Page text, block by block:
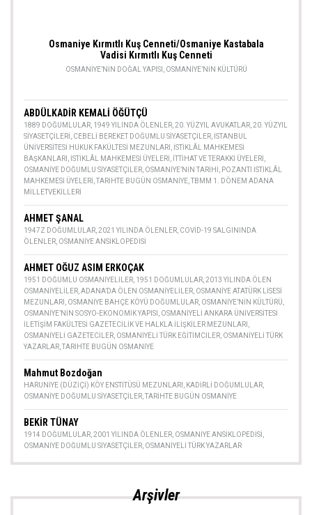
Osmaniye Kırmıtlı Kuş Cenneti/Osmaniye Kastabala
Vadisi Kırmıtlı Kuş Cenneti
OSMANIYE’NIN DOĞAL YAPISI OSMANIYE’NIN KÜLTÜRÜ
ABDÜLKADİR KEMALİ ÖĞÜTÇÜ
1889 DOĞUMLULAR 1949 YILINDA ÖLENLER 20. YÜZYIL AVUKATLAR 20. YÜZYIL
SIYASETÇILERI CEBELI BEREKET DOĞUMLU SIYASETÇILER İSTANBUL
ÜNIVERSITESI HUKUK FAKÜLTESI MEZUNLARI
İSTIKLÂL MAHKEMESI
BAŞKANLARI
İSTIKLÂL MAHKEMESI ÜYELERI İTTIHAT VE TERAKKI ÜYELERI
OSMANIYE DOĞUMLU SIYASETÇILER OSMANIYE’NIN TARIHI
POZANTI İSTIKLÂL
MAHKEMESI ÜYELERI TARIHTE BUGÜN OSMANIYE TBMM 1. DÖNEM ADANA
MILLETVEKILLERI
AHMET ŞANAL
1947Z DOĞUMLULAR 2021 YILINDA ÖLENLER COVID-19 SALGININDA
ÖLENLER OSMANIYE ANSIKLOPEDISI
AHMET OĞUZ ASIM ERKOÇAK
1951 DOĞUMLU OSMANIYELILER 1951 DOĞUMLULAR 2013 YILINDA ÖLEN
OSMANIYELILER ADANA’DA ÖLEN OSMANIYELILER OSMANIYE ATATÜRK LISESI
MEZUNLARI
OSMANIYE BAHÇE KÖYÜ DOĞUMLULAR OSMANIYE’NIN KÜLTÜRÜ
OSMANIYE’NIN SOSYO-EKONOMIK YAPISI
OSMANIYELI ANKARA ÜNIVERSITESI
İLETIŞIM FAKÜLTESI GAZETECILIK VE HALKLA İLIŞKILER MEZUNLARI
OSMANIYELI GAZETECILER OSMANIYELI TÜRK EĞITIMCILER OSMANIYELI TÜRK
YAZARLAR TARIHTE BUGÜN OSMANIYE
Mahmut Bozdoğan
HARUNIYE (DÜZIÇI) KÖY ENSTITÜSÜ MEZUNLARI KADIRLI DOĞUMLULAR
OSMANIYE DOĞUMLU SIYASETÇILER TARIHTE BUGÜN OSMANIYE
BEKİR TÜNAY
1914 DOĞUMLULAR 2001 YILINDA ÖLENLER OSMANIYE ANSIKLOPEDISI
OSMANIYE DOĞUMLU SIYASETÇILER OSMANIYELI TÜRK YAZARLAR
Arşivler